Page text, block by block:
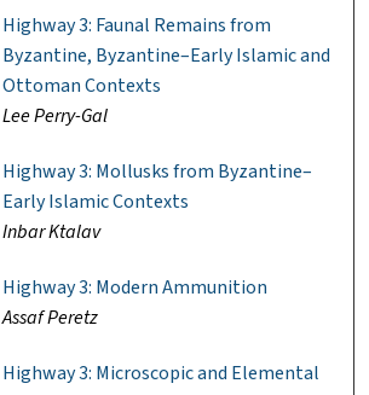
Highway 3: Faunal Remains from
Byzantine, Byzantine–Early Islamic and
Ottoman Contexts
Lee Perry-Gal
Highway 3: Mollusks from Byzantine–
Early Islamic Contexts
Inbar Ktalav
Highway 3: Modern Ammunition
Assaf Peretz
Highway 3: Microscopic and Elemental